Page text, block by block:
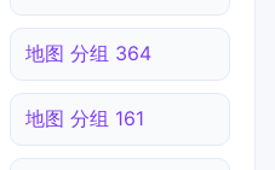
地图 分组 364
地图 分组 161